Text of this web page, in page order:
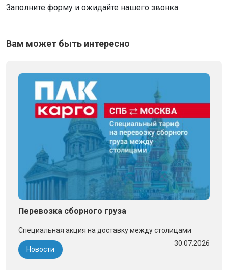
Заполните форму и ожидайте нашего звонка
Вам может быть интересно
Перевозка сборного груза
Специальная акция на доставку между столицами
Новости
30.07.2026